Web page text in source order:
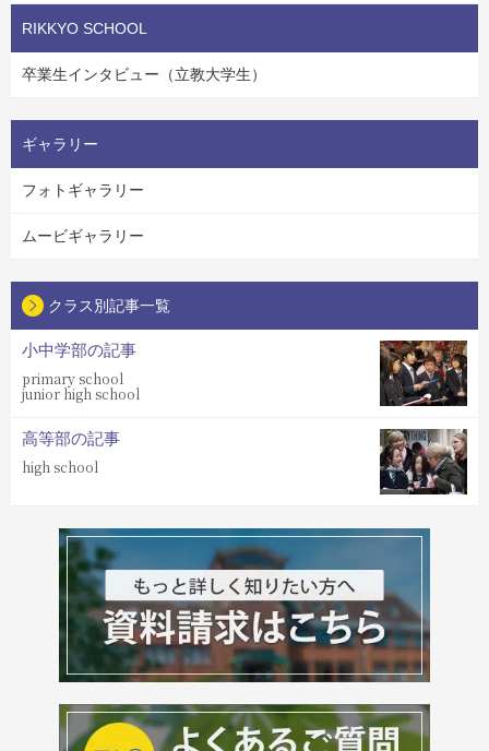
RIKKYO SCHOOL
卒業生インタビュー（立教大学生）
ギャラリー
フォトギャラリー
ムービギャラリー
クラス別記事一覧
小中学部の記事
primary school
junior high school
高等部の記事
high school